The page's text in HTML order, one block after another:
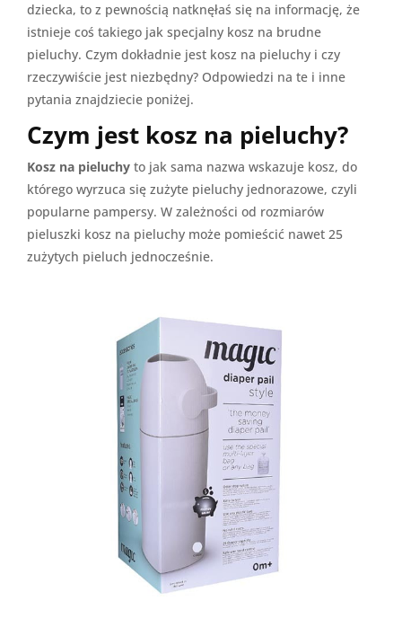
dziecka, to z pewnością natknęłaś się na informację, że
istnieje coś takiego jak specjalny kosz na brudne
pieluchy. Czym dokładnie jest kosz na pieluchy i czy
rzeczywiście jest niezbędny? Odpowiedzi na te i inne
pytania znajdziecie poniżej.
Czym jest kosz na pieluchy?
Kosz na pieluchy to jak sama nazwa wskazuje kosz, do
którego wyrzuca się zużyte pieluchy jednorazowe, czyli
popularne pampersy. W zależności od rozmiarów
pieluszki kosz na pieluchy może pomieścić nawet 25
zużytych pieluch jednocześnie.